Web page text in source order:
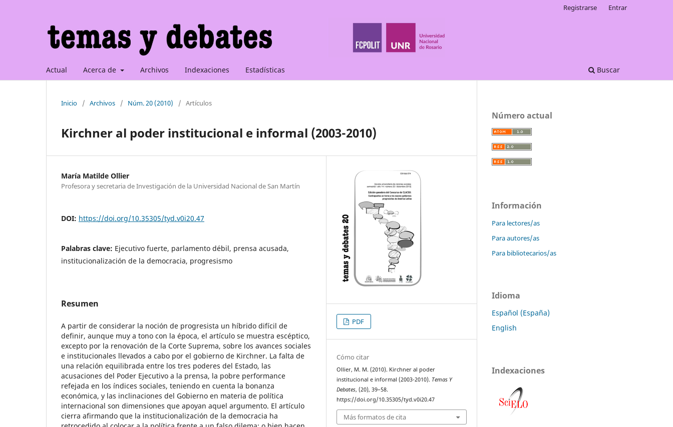
Actual Acerca de Archivos Indexaciones Estadísticas Buscar
Registrarse Entrar
Inicio / Archivos / Núm. 20 (2010) / Artículos
Kirchner al poder institucional e informal (2003-2010)
María Matilde Ollier
Profesora y secretaria de Investigación de la Universidad Nacional de San Martín
DOI: https://doi.org/10.35305/tyd.v0i20.47
Palabras clave: Ejecutivo fuerte, parlamento débil, prensa acusada,
institucionalización de la democracia, progresismo
Resumen
A partir de considerar la noción de progresista un híbrido difícil de
definir, aunque muy a tono con la época, el artículo se muestra escéptico,
excepto por la renovación de la Corte Suprema, sobre los avances sociales
e institucionales llevados a cabo por el gobierno de Kirchner. La falta de
una relación equilibrada entre los tres poderes del Estado, las
acusaciones del Poder Ejecutivo a la prensa, la pobre performance
refejada en los índices sociales, teniendo en cuenta la bonanza
económica, y las inclinaciones del Gobierno en materia de política
internacional son dimensiones que apoyan aquel argumento. El artículo
cierra afirmando que la institucionalización de la democracia ha
PDF
Cómo citar
Ollier, M. M. (2010). Kirchner al poder
institucional e informal (2003-2010). Temas Y
Debates, (20), 39–58.
https://doi.org/10.35305/tyd.v0i20.47
Más formatos de cita
Número actual
Información
Para lectores/as
Para autores/as
Para bibliotecarios/as
Idioma
Español (España)
English
Indexaciones